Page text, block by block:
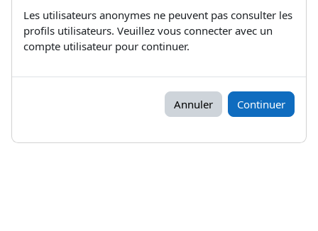
Les utilisateurs anonymes ne peuvent pas consulter les
profils utilisateurs. Veuillez vous connecter avec un
compte utilisateur pour continuer.
Annuler Continuer